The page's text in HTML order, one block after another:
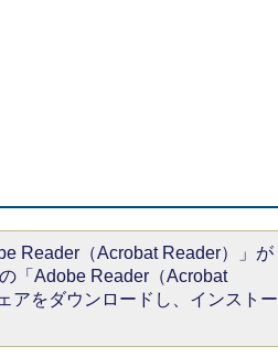
Reader（Acrobat Reader）」が
「Adobe Reader（Acrobat
アをダウンロードし、インストー